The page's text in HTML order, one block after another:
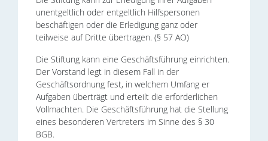
unentgeltlich oder entgeltlich Hilfspersonen
beschäftigen oder die Erledigung ganz oder
teilweise auf Dritte übertragen. (§ 57 AO)
Die Stiftung kann eine Geschäftsführung einrichten.
Der Vorstand legt in diesem Fall in der
Geschäftsordnung fest, in welchem Umfang er
Aufgaben überträgt und erteilt die erforderlichen
Vollmachten. Die Geschäftsführung hat die Stellung
eines besonderen Vertreters im Sinne des § 30
BGB.